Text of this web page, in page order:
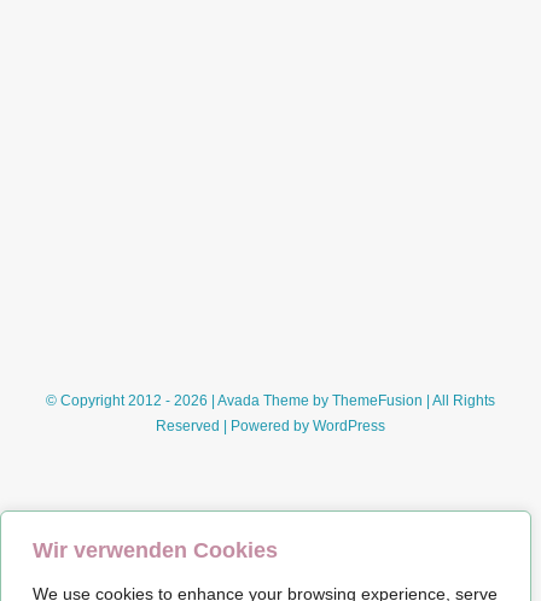
Wir verwenden Cookies
We use cookies to enhance your browsing experience, serve
© Copyright 2012 - 2026 | Avada Theme by ThemeFusion | All Rights
Reserved | Powered by WordPress